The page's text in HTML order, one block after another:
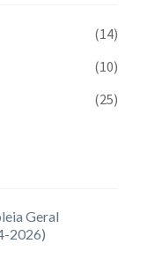
(14)
(10)
(25)
Geral
2026)